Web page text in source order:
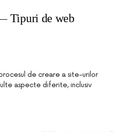
Tipuri de web
de creare a site-urilor
aspecte diferite, inclusiv